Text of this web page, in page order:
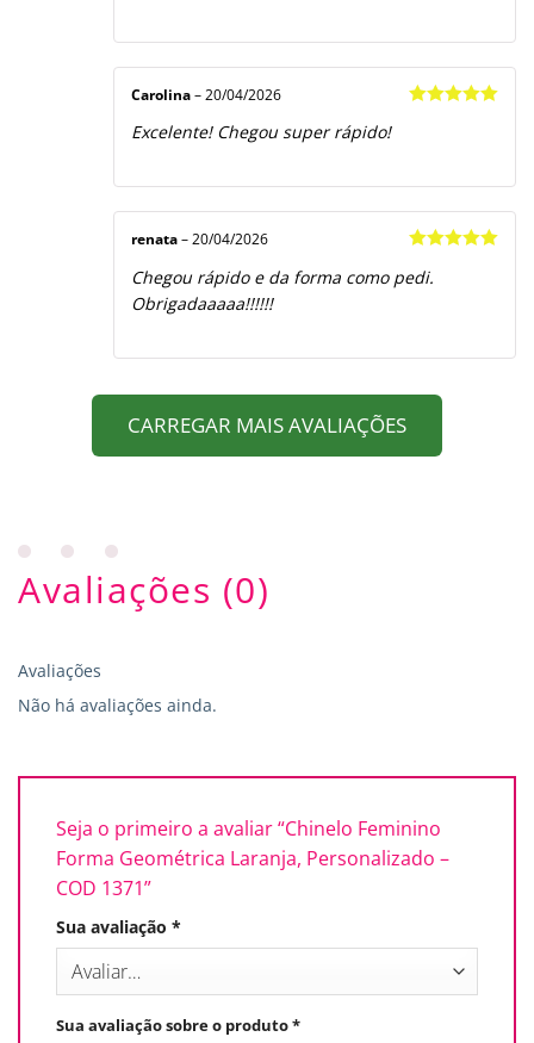
Carolina – 20/04/2026
Excelente! Chegou super rápido!
de 5
renata – 20/04/2026
Chegou rápido e da forma como pedi.
Obrigadaaaaa!!!!!!
CARREGAR MAIS AVALIAÇÕES
Avaliações (0)
Avaliações
Não há avaliações ainda.
Seja o primeiro a avaliar “Chinelo Feminino
Forma Geométrica Laranja, Personalizado –
COD 1371”
Sua avaliação *
Sua avaliação sobre o produto*